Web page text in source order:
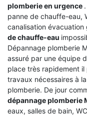
plomberie en urgence
panne de chauffe-eau,
canalisation
de chauffe-eau
Dépannage plomberie
assuré par une équipe
place très rapidement
travaux nécessaires à
plomberie. De jour
dépannage plomberie
eaux, salles de bain,